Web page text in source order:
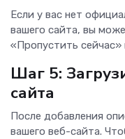
Если у вас нет
вашего сайта, вы
«Пропустить
Шаг 5:
сайта
После добавления
вашего веб-сайта.